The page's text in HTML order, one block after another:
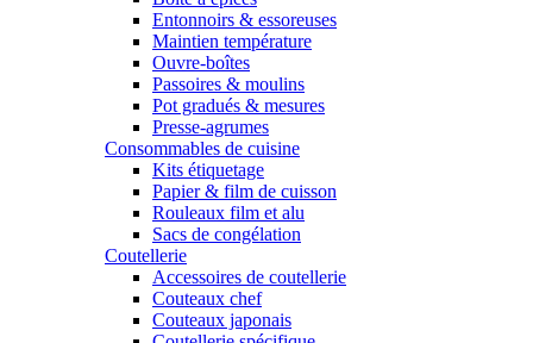
Entonnoirs & essoreuses
Maintien température
Ouvre-boîtes
Passoires & moulins
Pot gradués & mesures
Presse-agrumes
Consommables de cuisine
Kits étiquetage
Papier & film de cuisson
Rouleaux film et alu
Sacs de congélation
Coutellerie
Accessoires de coutellerie
Couteaux chef
Couteaux japonais